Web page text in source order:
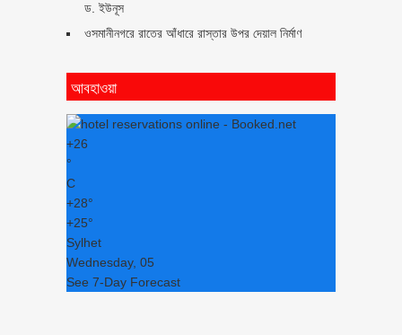
ড. ইউনূস
ওসমানীনগরে রাতের আঁধারে রাস্তার উপর দেয়াল নির্মাণ
আবহাওয়া
+26
°
C
+28°
+25°
Sylhet
Wednesday, 05
See 7-Day Forecast